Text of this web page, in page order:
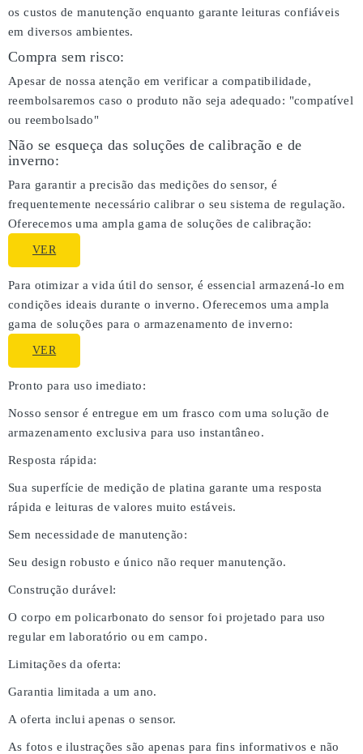
os custos de manutenção enquanto garante leituras confiáveis
em diversos ambientes.
Compra sem risco:
Apesar de nossa atenção em verificar a compatibilidade,
reembolsaremos caso o produto não seja adequado: "compatível
ou reembolsado"
Não se esqueça das soluções de calibração e de
inverno:
Para garantir a precisão das medições do sensor, é
frequentemente necessário calibrar o seu sistema de regulação.
Oferecemos uma ampla gama de soluções de calibração:
VER
Para otimizar a vida útil do sensor, é essencial armazená-lo em
condições ideais durante o inverno. Oferecemos uma ampla
gama de soluções para o armazenamento de inverno:
VER
Pronto para uso imediato:
Nosso sensor é entregue em um frasco com uma solução de
armazenamento exclusiva para uso instantâneo.
Resposta rápida:
Sua superfície de medição de platina garante uma resposta
rápida e leituras de valores muito estáveis.
Sem necessidade de manutenção:
Seu design robusto e único não requer manutenção.
Construção durável:
O corpo em policarbonato do sensor foi projetado para uso
regular em laboratório ou em campo.
Limitações da oferta:
Garantia limitada a um ano.
A oferta inclui apenas o sensor.
As fotos e ilustrações são apenas para fins informativos e não